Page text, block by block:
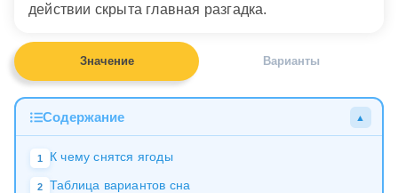
действии скрыта главная разгадка.
Значение Варианты
Содержание ▲
1 К чему снятся ягоды
2 Таблица вариантов сна